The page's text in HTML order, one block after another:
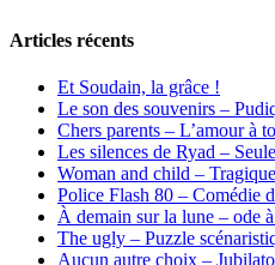
Articles récents
Et Soudain, la grâce !
Le son des souvenirs –
Chers parents – L’amour à
Les silences de Ryad –
Woman and child –
Police Flash 80 – Comédie
À demain sur la lune – ode
The ugly – Puzzle
Aucun autre choix –